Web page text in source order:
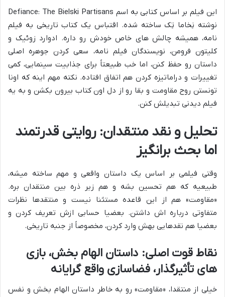
این فیلم بر اساس کتابی به اسم Defiance: The Bielski Partisans
نوشته نِخاما تِک ساخته شده. اقتباس یک کتاب تاریخی به فیلم
نامه، همیشه چالش های خاص خودش رو داره. ادوارد زوئیک و
کلیتون فرومن، نویسندگان فیلم نامه، سعی کردن جوهره اصلی
داستان رو حفظ کنن، اما خب طبیعتاً برای جذابیت سینمایی، کمی
تغییرات و دراماتیزه کردن هم اتفاق افتاده. نکته مهم اینه که اونا
تونستن روح مقاومت و بقا رو از دل اون کتاب بیرون بکشن و به یه
فیلم دیدنی تبدیلش کنن.
تحلیل و نقد منتقدان: روایتی قدرتمند
اما بحث برانگیز
وقتی فیلمی بر اساس یک داستان واقعی و مهم ساخته میشه،
طبیعیه که هم تحسین بشه و هم زیر ذره بین منتقدان بره.
«مقاومت» هم از این قاعده مستثنا نیست و منتقدها نظرات
متفاوتی درباره اش داشتن. بعضیا حسابی ازش تعریف کردن و
بعضیا هم نقدهایی بهش وارد کردن، مخصوصاً از جنبه تاریخی.
نقاط قوت اصلی: داستان الهام بخش، بازی
های تأثیرگذار، فضاسازی واقع گرایانه
خیلی از منتقدا، «مقاومت» رو به خاطر داستان الهام بخش و نفس